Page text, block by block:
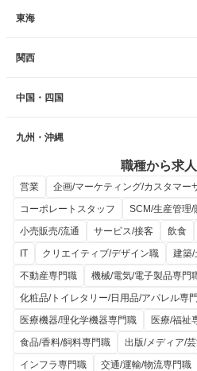
東海
関西
中国・四国
九州・沖縄
職種から求
営業
企画/マーケティング/カスタマー
コーポレートスタッフ
SCM/生産管理/
小売販売/流通
サービス/接客 飲食
IT
クリエイティブ/デザイン職
建築/
不動産専門職
機械/電気/電子製品専門
化粧品/トイレタリー/日用品/アパレル専
医療機器/理化学機器専門職
医療/福祉
食品/香料/飼料専門職
出版/メディア/
インフラ専門職
交通/運輸/物流専門職